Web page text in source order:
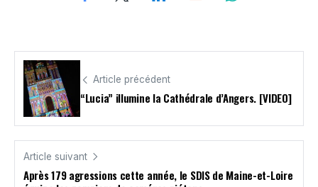
Article précédent
“Lucia” illumine la Cathédrale d’Angers. [VIDEO]
Article suivant
Après 179 agressions cette année, le SDIS de Maine-et-Loire